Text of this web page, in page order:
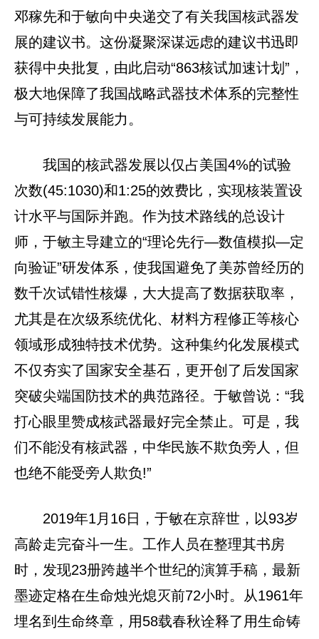
邓稼先和于敏向中央递交了有关我国核武器发
展的建议书。这份凝聚深谋远虑的建议书迅即
获得中央批复，由此启动“863核试加速计划”，
极大地保障了我国战略武器技术体系的完整性
与可持续发展能力。
我国的核武器发展以仅占美国4%的试验
次数(45:1030)和1:25的效费比，实现核装置设
计水平与国际并跑。作为技术路线的总设计
师，于敏主导建立的“理论先行—数值模拟—定
向验证”研发体系，使我国避免了美苏曾经历的
数千次试错性核爆，大大提高了数据获取率，
尤其是在次级系统优化、材料方程修正等核心
领域形成独特技术优势。这种集约化发展模式
不仅夯实了国家安全基石，更开创了后发国家
突破尖端国防技术的典范路径。于敏曾说：“我
打心眼里赞成核武器最好完全禁止。可是，我
们不能没有核武器，中华民族不欺负旁人，但
也绝不能受旁人欺负!”
2019年1月16日，于敏在京辞世，以93岁
高龄走完奋斗一生。工作人员在整理其书房
时，发现23册跨越半个世纪的演算手稿，最新
墨迹定格在生命烛光熄灭前72小时。从1961年
埋名到生命终章，用58载春秋诠释了用生命铸